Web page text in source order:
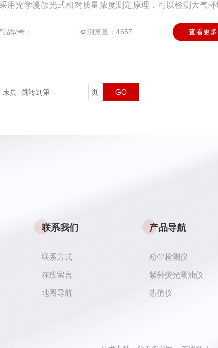
用光学漫散光式相对质量浓度测定原理，可以检测大气
品型号： 浏览量：4657 查看更
页 跳转到第 页
联系我们
联系方式
在线留言
地图导航
产品导航
粉尘检测仪
紫外荧光测油仪
热值仪